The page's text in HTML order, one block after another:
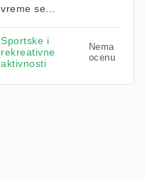
vreme se...
Sportske i
rekreativne
aktivnosti
Nema
ocenu